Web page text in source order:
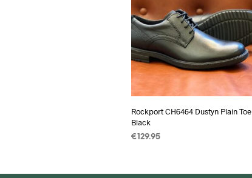
Rockport CH6464 Dustyn Plain Toe
Black
€ 129.95